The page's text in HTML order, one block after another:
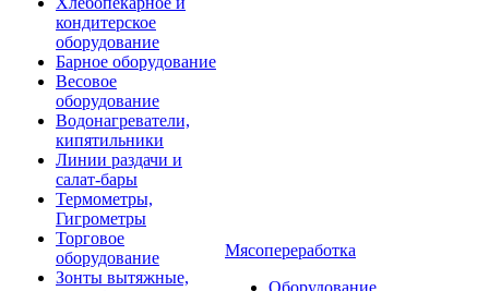
кондитерское
оборудование
Барное оборудование
Весовое
оборудование
Водонагреватели,
кипятильники
Линии раздачи и
салат-бары
Термометры,
Гигрометры
Торговое
оборудование
Зонты вытяжные,
Мясопереработка
Оборудование